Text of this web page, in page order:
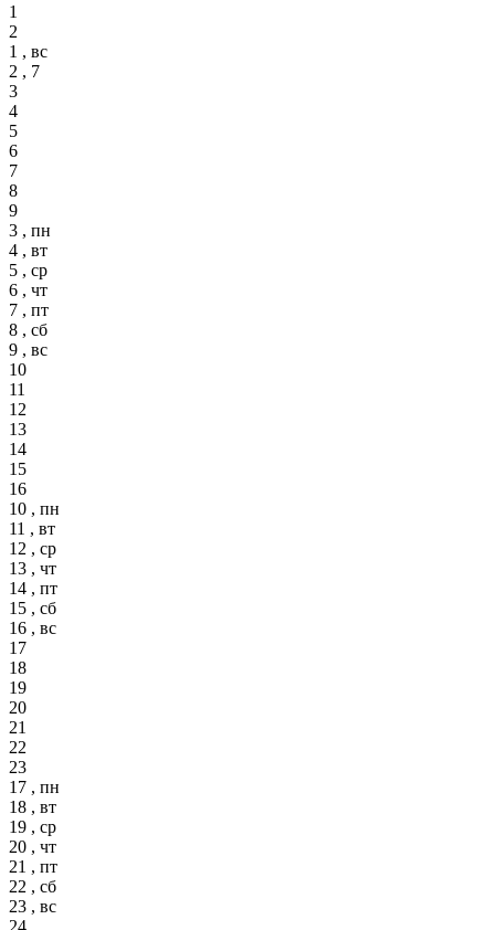
1
2
1 , вс
2 , 7
3
4
5
6
7
8
9
3 , пн
4 , вт
5 , ср
6 , чт
7 , пт
8 , сб
9 , вс
10
11
12
13
14
15
16
10 , пн
11 , вт
12 , ср
13 , чт
14 , пт
15 , сб
16 , вс
17
18
19
20
21
22
23
17 , пн
18 , вт
19 , ср
20 , чт
21 , пт
22 , сб
23 , вс
24